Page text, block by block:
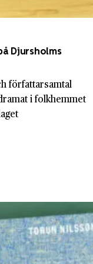
Djursholms
författarsamtal
i folkhemmet